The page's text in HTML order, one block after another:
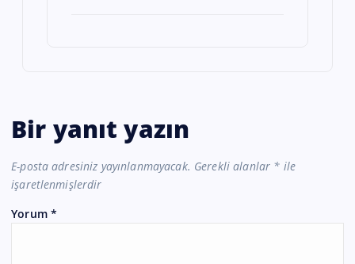
Bir yanıt yazın
E-posta adresiniz yayınlanmayacak. Gerekli alanlar * ile
işaretlenmişlerdir
Yorum *